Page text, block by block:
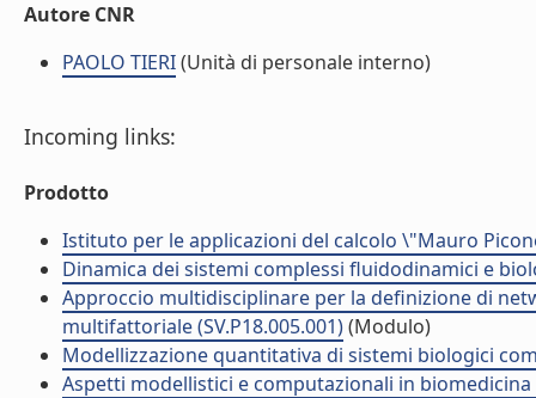
Autore CNR
PAOLO TIERI(Unità di personale interno)
Incoming links:
Prodotto
Istituto per le applicazioni del calcolo \"Mauro
Dinamica dei sistemi complessi fluidodinamici e
Approccio multidisciplinare per la definizione di
multifattoriale (SV.P18.005.001)(Modulo)
Modellizzazione quantitativa di sistemi biologici
Aspetti modellistici e computazionali in biomedicina